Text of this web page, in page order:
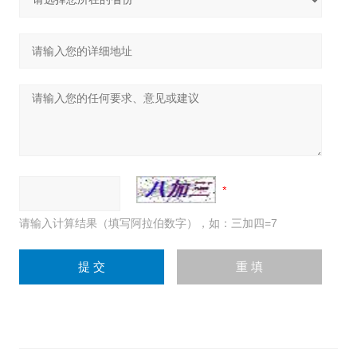
请输入计算结果（填写阿拉伯数字），如：三加四=7